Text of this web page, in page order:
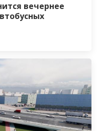
вечернее